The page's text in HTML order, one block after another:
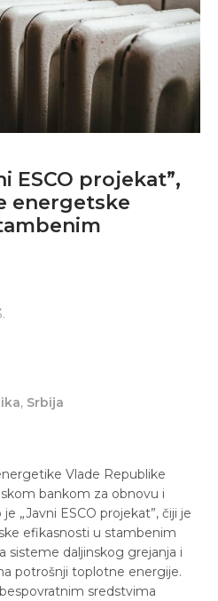
ESCO projekat”,
energetske
, Srbija
Vlade Republike
bankom za obnovu i
„Javni ESCO projekat”, čiji je
efikasnosti u stambenim
sisteme daljinskog grejanja i
potrošnji toplotne energije.
sredstvima